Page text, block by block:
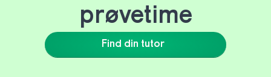
Find din tutor
prøvetime